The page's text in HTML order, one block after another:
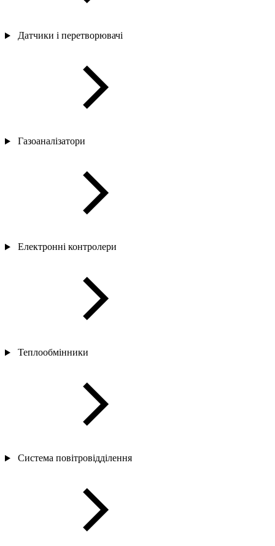
Датчики і перетворювачі
Газоаналізатори
Електронні контролери
Теплообмінники
Система повітровідділення